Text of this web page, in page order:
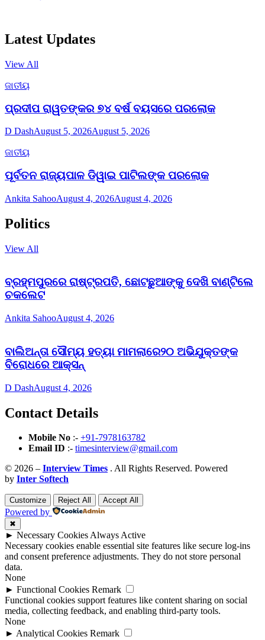
Latest Updates
View All
ଜାତୀୟ
ପ୍ରଦୀପ ରାୱତଙ୍କର ୭୪ ବର୍ଷ ବୟସରେ ପରଲୋକ
D DashAugust 5, 2026August 5, 2026
ଜାତୀୟ
ପୂର୍ବତନ ରାଜ୍ୟପାଳ ଡିୱାଇ ପାଟିଲଙ୍କ ପରଲୋକ
Ankita SahooAugust 4, 2026August 4, 2026
Politics
View All
ବ୍ରହ୍ମପୁରରେ ରାଷ୍ଟ୍ରପତି, ଛୋଟଛୁଆଙ୍କୁ ଦେଖି ବାଣ୍ଟିଲେ
ଚକଲେଟ
Ankita SahooAugust 4, 2026
ବାଲିଅନ୍ତା ସୌମ୍ୟ ହତ୍ୟା ମାମଲାରେ୨୦ ଅଭିଯୁକ୍ତଙ୍କ
ବିରୋଧରେ ଆକ୍ସନ୍
D DashAugust 4, 2026
Contact Details
Mobile No :- +91-7978163782
Email ID :- timesinterview@gmail.com
© 2026 – Interview Times . All Rights Reserved. Powered
by Inter Softech
Customize Reject All Accept All
Powered by
✖
► Necessary CookiesAlways Active
Necessary cookies enable essential site features like secure log-ins
and consent preference adjustments. They do not store personal
data.
None
► Functional Cookies Remark
Functional cookies support features like content sharing on social
media, collecting feedback, and enabling third-party tools.
None
► Analytical Cookies Remark